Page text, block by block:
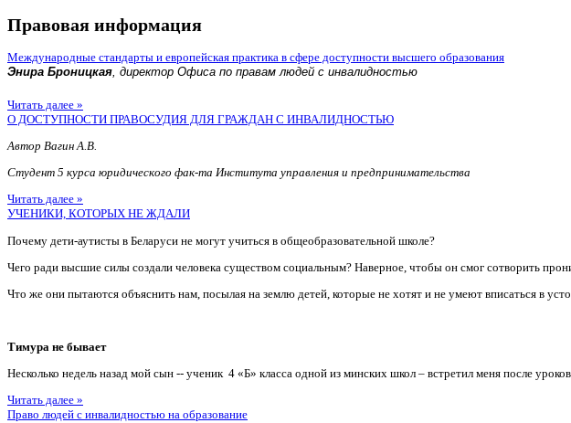
Правовая информация
Международные стандарты и европейская практика в сфере доступности высшего образования
Энира Броницкая, директор Офиса по правам людей с инвалидностью
Читать далее »
О ДОСТУПНОСТИ ПРАВОСУДИЯ ДЛЯ ГРАЖДАН С ИНВАЛИДНОСТЬЮ
Автор Вагин А.В.
Студент 5 курса юридического фак-та Института управления и предпринимательства
Читать далее »
УЧЕНИКИ, КОТОРЫХ НЕ ЖДАЛИ
Почему дети-аутисты в Беларуси не могут учиться в общеобразовательной школе?
Чего ради высшие силы создали человека существом социальным? Наверное, чтобы он смог сотворить
Что же они пытаются объяснить нам, посылая на землю детей, которые не хотят и не умеют вписаться в
Тимура не бывает
Несколько недель назад мой сын -- ученик 4 «Б» класса одной из минских школ – встретил меня после
Читать далее »
Право людей с инвалидностью на образование